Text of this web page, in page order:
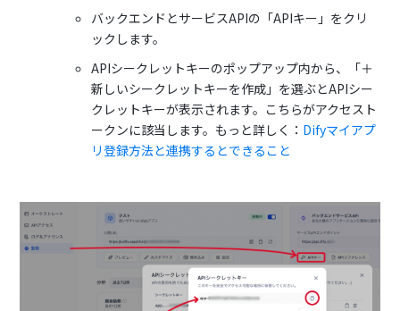
バックエンドとサービスAPIの「APIキー」をクリ
ックします。
APIシークレットキーのポップアップ内から、「＋
新しいシークレットキーを作成」を選ぶとAPIシー
クレットキーが表示されます。こちらがアクセスト
ークンに該当します。もっと詳しく： Difyマイアプ
リ登録方法と連携するとできること